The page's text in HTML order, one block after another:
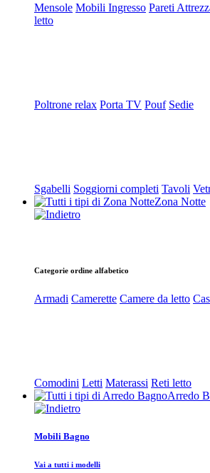
Mensole Mobili Ingresso Pareti
letto
Poltrone relax Porta TV Pouf Sedie
Sgabelli Soggiorni completi Tavoli
Zona Notte
Categorie ordine alfabetico
Armadi Camerette Camere da letto
Comodini Letti Materassi Reti letto
Arredo
Mobili Bagno
Vai a tutti i modelli